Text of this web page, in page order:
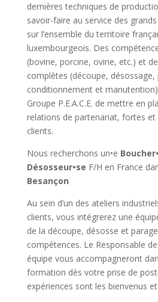
dernières techniques de
savoir-faire au service des
sur l’ensemble du territoire
luxembourgeois. Des
(bovine, porcine, ovine, etc.) et
complètes (découpe, désossage,
conditionnement et
Groupe P.E.A.C.E. de mettre en
relations de partenariat, fortes et
clients.
Nous recherchons un•e
Désosseur•se F/H en France
Besançon
Au sein d’un des ateliers
clients, vous intégrerez une
de la découpe, désosse et
compétences. Le Responsable
équipe vous accompagneront
formation dès votre prise de
expériences sont les bienvenus